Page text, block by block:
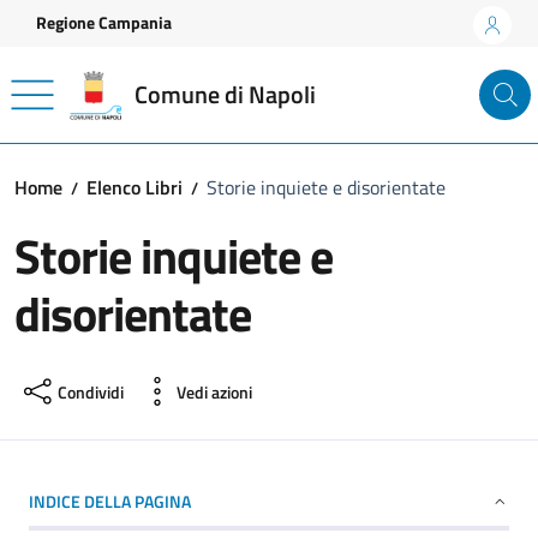
Vai ai contenuti
Vai al footer
Regione Campania
Comune di Napoli
Home Elenco Libri Storie inquiete e disorientate
Storie inquiete e
disorientate
Condividi Vedi azioni
INDICE DELLA PAGINA